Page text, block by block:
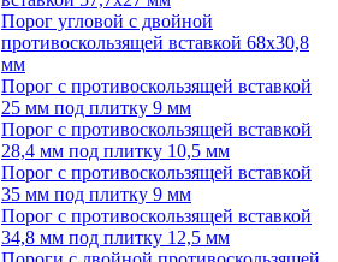
Порог угловой с двойной
противоскользящей вставкой 68х30,8
мм
Порог с противоскользящей вставкой
25 мм под плитку 9 мм
Порог с противоскользящей вставкой
28,4 мм под плитку 10,5 мм
Порог с противоскользящей вставкой
35 мм под плитку 9 мм
Порог с противоскользящей вставкой
34,8 мм под плитку 12,5 мм